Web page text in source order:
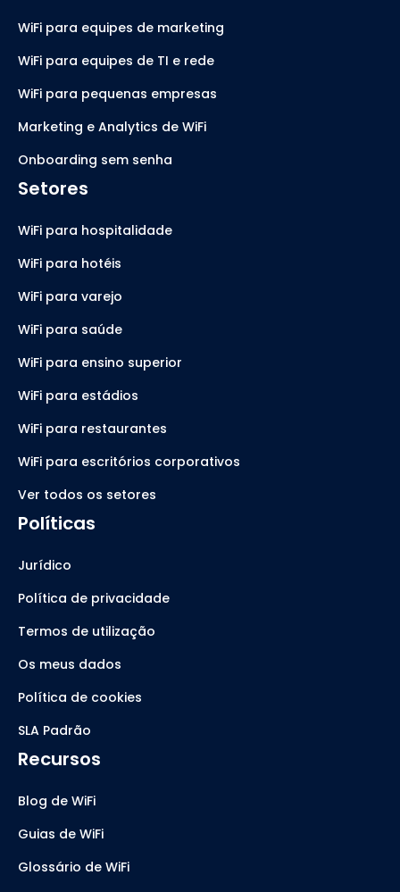
WiFi para equipes de marketing
WiFi para equipes de TI e rede
WiFi para pequenas empresas
Marketing e Analytics de WiFi
Onboarding sem senha
Setores
WiFi para hospitalidade
WiFi para hotéis
WiFi para varejo
WiFi para saúde
WiFi para ensino superior
WiFi para estádios
WiFi para restaurantes
WiFi para escritórios corporativos
Ver todos os setores
Políticas
Jurídico
Política de privacidade
Termos de utilização
Os meus dados
Política de cookies
SLA Padrão
Recursos
Blog de WiFi
Guias de WiFi
Glossário de WiFi